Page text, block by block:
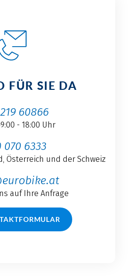
FÜR SIE DA
60866
- 18:00 Uhr
070 6333
Österreich und der Schweiz
auf Ihre Anfrage